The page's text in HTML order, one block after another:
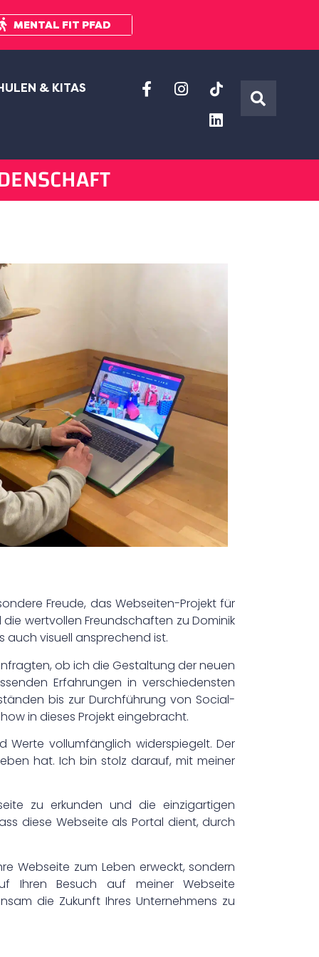
MENTAL FIT PFAD
& KITAS
Freude, das Webseiten-Projekt für
wertvollen Freundschaften zu Dominik
auch visuell ansprechend ist.
ob ich die Gestaltung der neuen
Erfahrungen in verschiedensten
bis zur Durchführung von Social-
in dieses Projekt eingebracht.
vollumfänglich widerspiegelt. Der
hat. Ich bin stolz darauf, mit meiner
zu erkunden und die einzigartigen
diese Webseite als Portal dient, durch
Webseite zum Leben erweckt, sondern
Ihren Besuch auf meiner Webseite
die Zukunft Ihres Unternehmens zu